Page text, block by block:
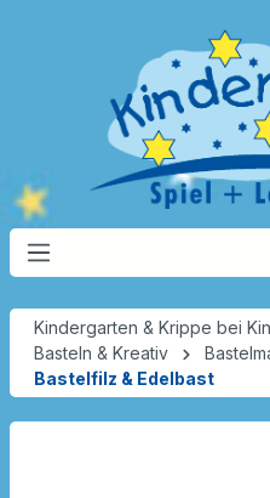
Kindergarten & Krippe bei
Basteln & Kreativ
Bastelfilz & Edelbast